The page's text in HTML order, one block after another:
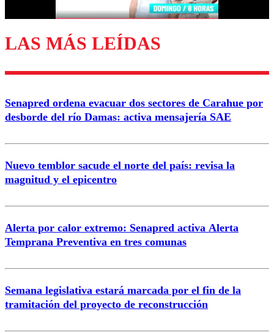
Enviar comentario
LAS MÁS LEÍDAS
Senapred ordena evacuar dos sectores de Carahue por
desborde del río Damas: activa mensajería SAE
Nuevo temblor sacude el norte del país: revisa la
magnitud y el epicentro
Alerta por calor extremo: Senapred activa Alerta
Temprana Preventiva en tres comunas
Semana legislativa estará marcada por el fin de la
tramitación del proyecto de reconstrucción